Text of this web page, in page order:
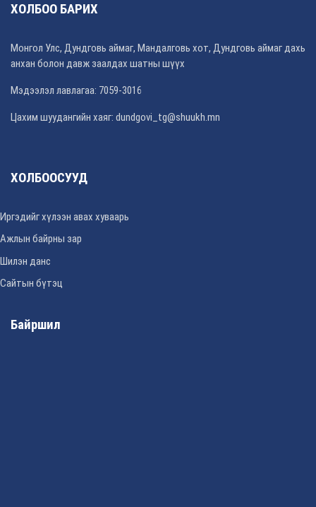
ХОЛБОО БАРИХ
Монгол Улс, Дундговь аймаг, Мандалговь хот, Дундговь аймаг дахь
анхан болон давж заалдах шатны шүүх
Мэдээлэл лавлагаа: 7059-3016
Цахим шуудангийн хаяг: dundgovi_tg@shuukh.mn
ХОЛБООСУУД
Иргэдийг хүлээн авах хуваарь
Ажлын байрны зар
Шилэн данс
Сайтын бүтэц
Байршил